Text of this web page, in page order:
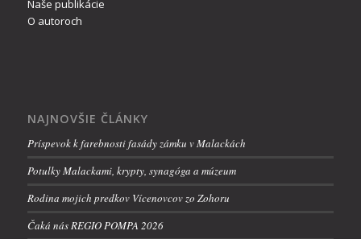
Naše publikácie
O autoroch
NAJNOVŠIE ČLÁNKY
Príspevok k farebnosti fasády zámku v Malackách
Potulky Malackami, krypty, synagóga a múzeum
Rodina mojich predkov Vícenovcov zo Zohoru
Čaká nás REGIO POMPA 2026